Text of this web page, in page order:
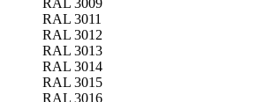
RAL 3011
RAL 3012
RAL 3013
RAL 3014
RAL 3015
RAL 3016